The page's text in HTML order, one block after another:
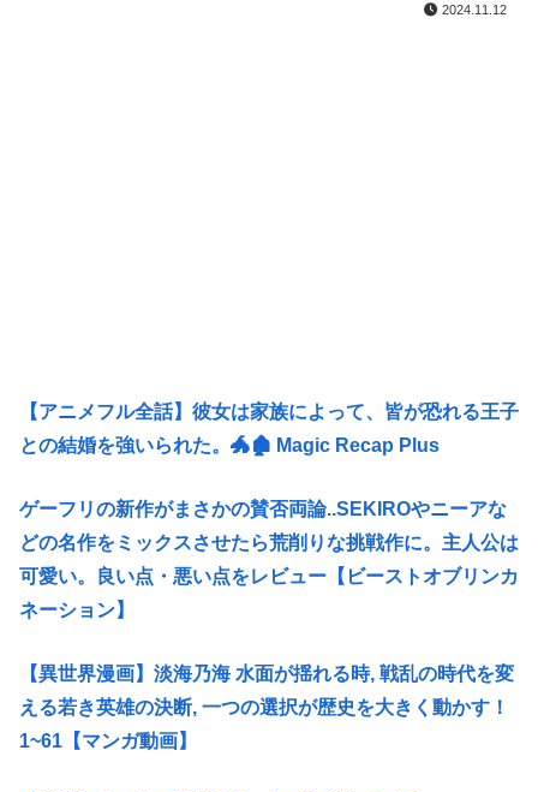
2024.11.12
【アニメフル全話】彼女は家族によって、皆が恐れる王子
との結婚を強いられた。🐲🏚 Magic Recap Plus
ゲーフリの新作がまさかの賛否両論..SEKIROやニーアな
どの名作をミックスさせたら荒削りな挑戦作に。主人公は
可愛い。良い点・悪い点をレビュー【ビーストオブリンカ
ネーション】
【異世界漫画】淡海乃海 水面が揺れる時, 戦乱の時代を変
える若き英雄の決断, 一つの選択が歴史を大きく動かす！
1~61【マンガ動画】